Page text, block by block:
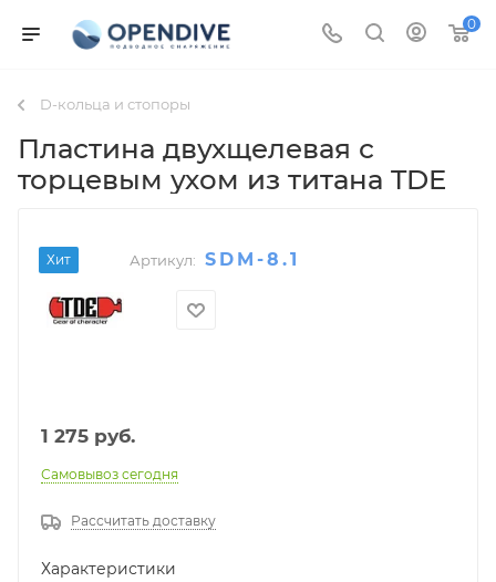
0
D-кольца и стопоры
Пластина двухщелевая с
торцевым ухом из титана TDE
Хит Артикул: SDM-8.1
1 275 руб.
Самовывоз сегодня
Рассчитать доставку
Характеристики